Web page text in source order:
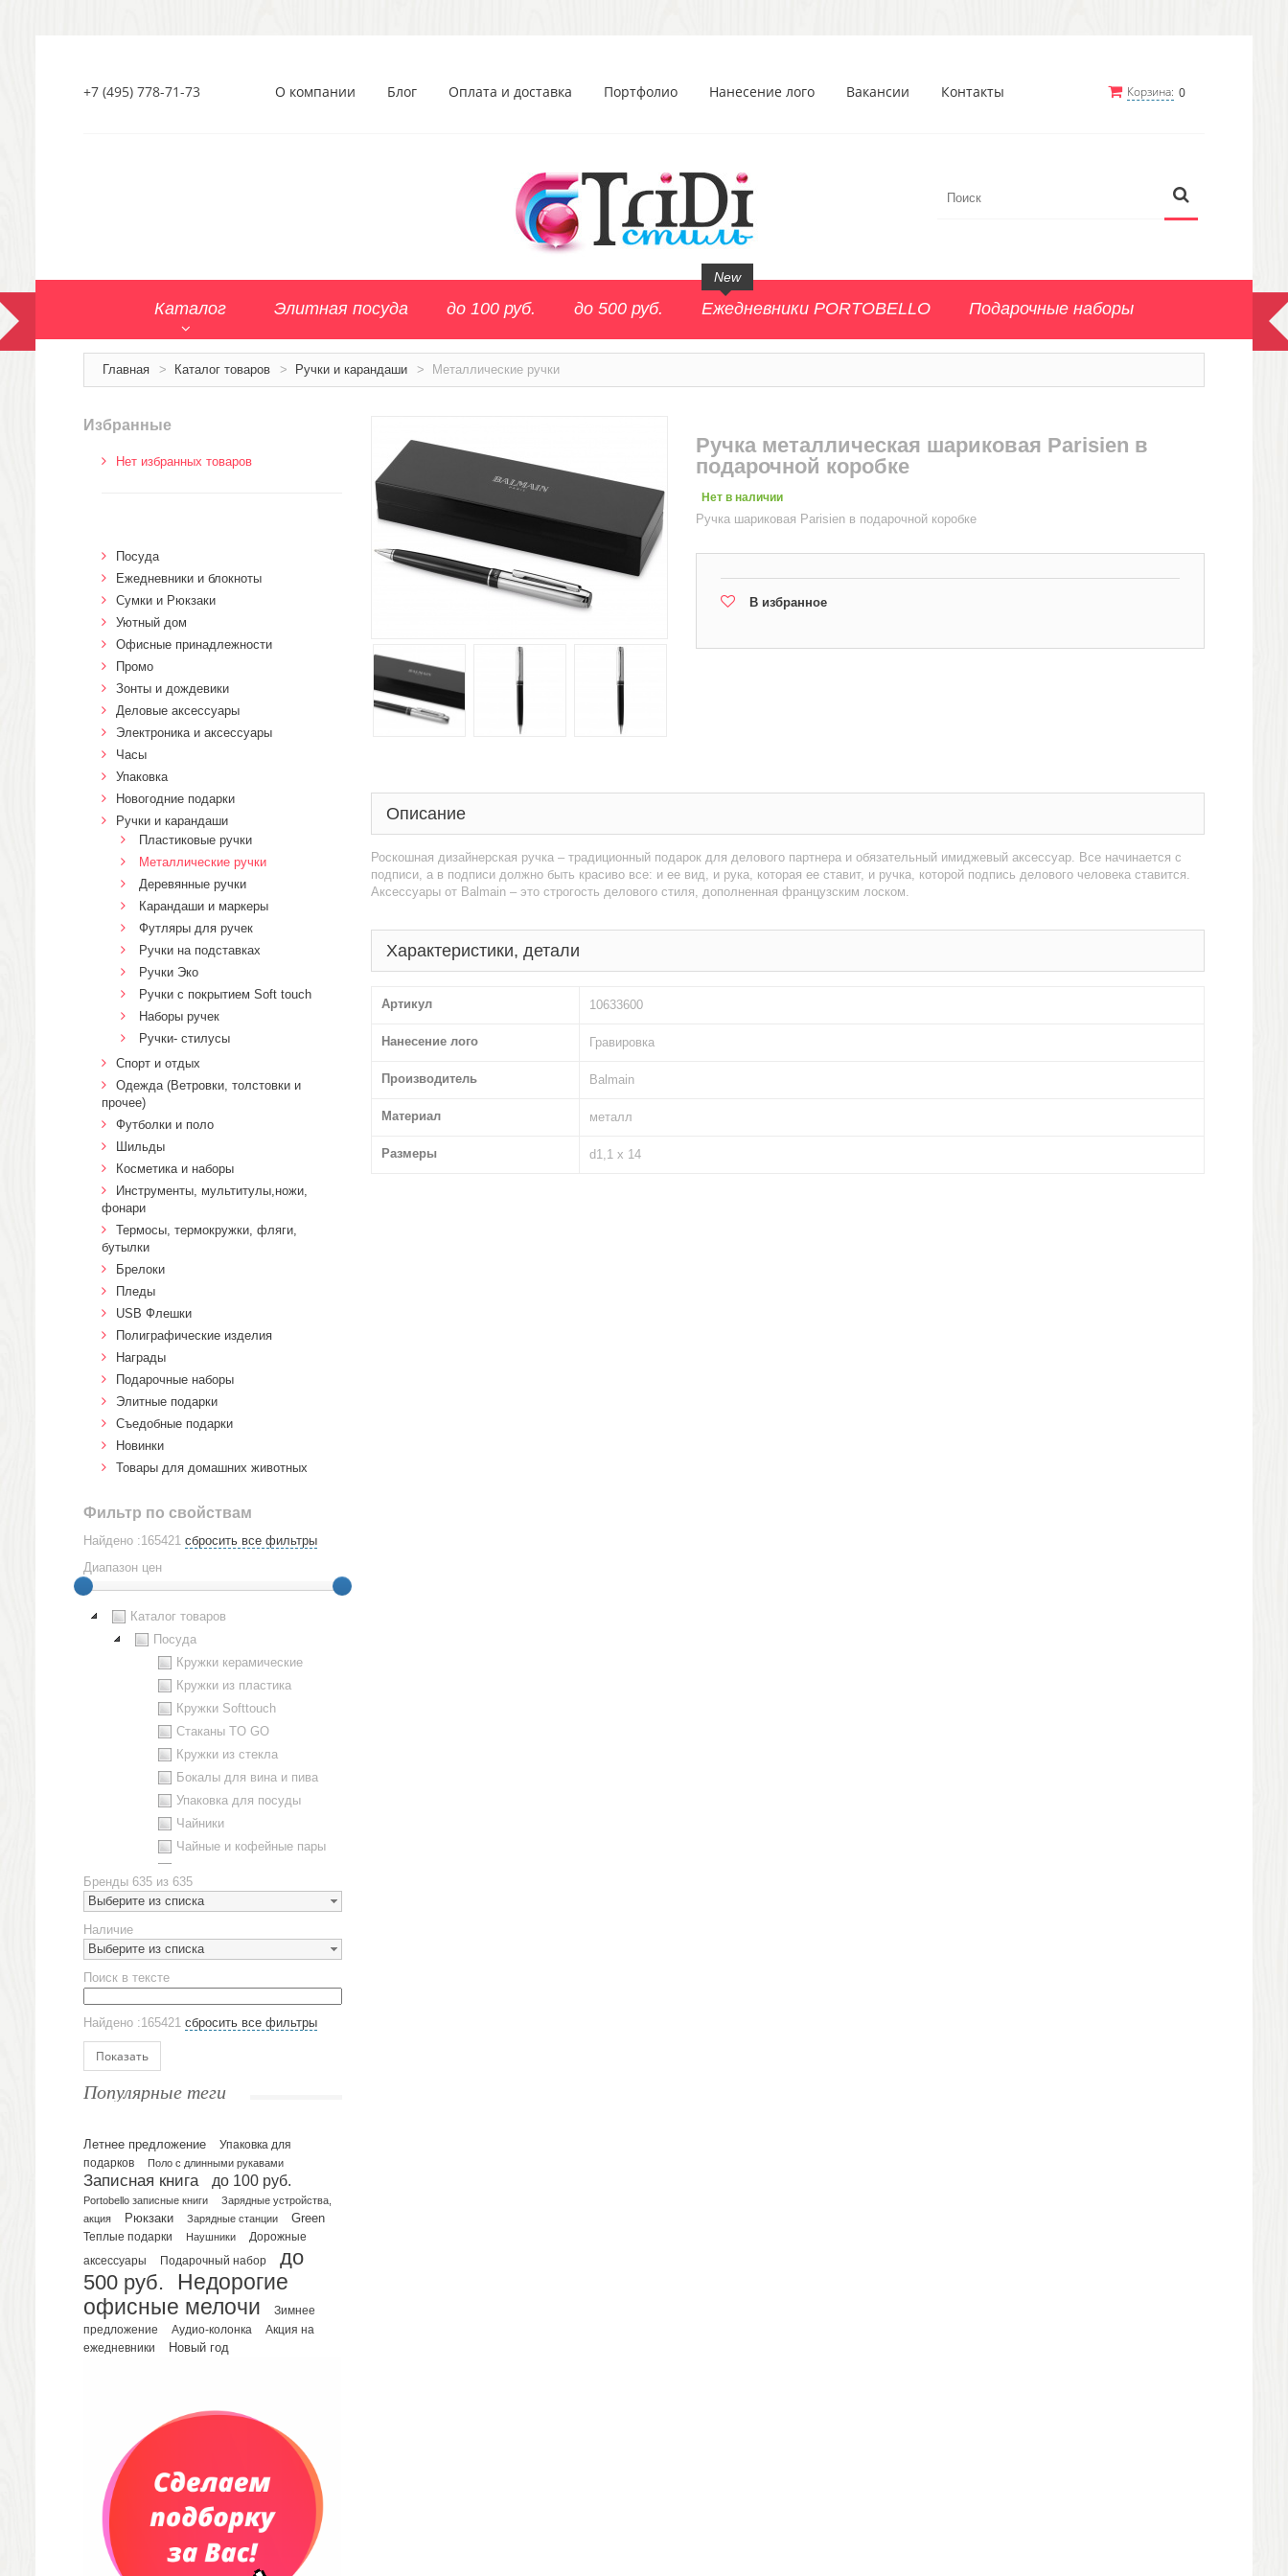
Корзина: 0
+7 (495) 778-71-73 О компании Блог Оплата и доставка Портфолио Нанесение лого Вакансии Контакты
Каталог Элитная посуда до 100 руб. до 500 руб. Ежедневники PORTOBELLO
New
Подарочные наборы
Главная > Каталог товаров > Ручки и карандаши > Металлические ручки
Ручка металлическая шариковая Parisien в
подарочной коробке
Нет в наличии
Ручка шариковая Parisien в подарочной коробке
В избранное
Описание
Роскошная дизайнерская ручка – традиционный подарок для делового партнера и обязательный имиджевый аксессуар. Все начинается с
подписи, а в подписи должно быть красиво все: и ее вид, и рука, которая ее ставит, и ручка, которой подпись делового человека ставится.
Аксессуары от Balmain – это строгость делового стиля, дополненная французским лоском.
Характеристики, детали
Артикул 10633600
Нанесение лого Гравировка
Производитель Balmain
Материал металл
Размеры d1,1 х 14
Избранные
Нет избранных товаров
Посуда
Ежедневники и блокноты
Сумки и Рюкзаки
Уютный дом
Офисные принадлежности
Промо
Зонты и дождевики
Деловые аксессуары
Электроника и аксессуары
Часы
Упаковка
Новогодние подарки
Ручки и карандаши
Пластиковые ручки
Металлические ручки
Деревянные ручки
Карандаши и маркеры
Футляры для ручек
Ручки на подставках
Ручки Эко
Ручки с покрытием Soft touch
Наборы ручек
Ручки- стилусы
Спорт и отдых
Одежда (Ветровки, толстовки и
прочее)
Футболки и поло
Шильды
Косметика и наборы
Инструменты, мультитулы,ножи,
фонари
Термосы, термокружки, фляги,
бутылки
Брелоки
Пледы
USB Флешки
Полиграфические изделия
Награды
Подарочные наборы
Элитные подарки
Cъедобные подарки
Новинки
Товары для домашних животных
Фильтр по свойствам
Найдено :165421 сбросить все фильтры
Диапазон цен
Каталог товаров
Посуда
Кружки керамические
Кружки из пластика
Кружки Softtouch
Стаканы TO GO
Кружки из стекла
Бокалы для вина и пива
Упаковка для посуды
Чайники
Чайные и кофейные пары
Наборы посуды
Предметы сервировки
Стаканы
Эко кружки
ЕВРОПОСУДА
Аксессуары
Ежедневники и блокноты
Датированные ежедневники
Планинги и телефонные книжки
Планинги датированные
Планинги недатированные
Телефонные книжки
Еженедельники
Органайзер на ежедневник
Сумки и Рюкзаки
Сумки для планшетов и ноутбуков
Рюкзаки
Конференц-сумки
Несессеры и косметички
Портфели
Чехлы для планшетов и ноутбуков
Сумка на пояс или шею
Аксессуары
Бренды 635 из 635
Выберите из списка
Наличие
Выберите из списка
Поиск в тексте
Найдено :165421 сбросить все фильтры
Показать
Популярные теги
Летнее предложение
Упаковка для
подарков
Поло с длинными рукавами
Записная книга до 100 руб.
Portobello записные книги
Зарядные устройства,
акция
Рюкзаки Зарядные станции Green
Теплые подарки Наушники Дорожные
аксессуары Подарочный набор
до
500 руб.
Недорогие
офисные мелочи
Зимнее
предложение
Аудио-колонка
Акция на
ежедневники
Новый год